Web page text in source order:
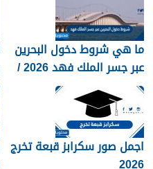
ما هي شروط دخول البحرين
عبر جسر الملك فهد 2026 /
1448
اجمل صور سكرابز قبعة تخرج
2026